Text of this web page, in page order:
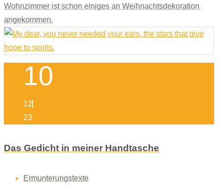
Wohnzimmer ist schon einiges an Weihnachtsdekoration
angekommen.
10
12
23
Das Gedicht in meiner Handtasche
Ermunterungstexte